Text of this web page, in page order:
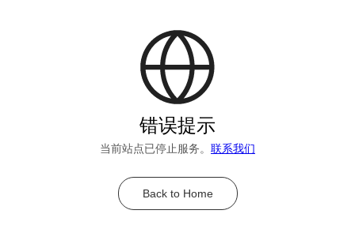
错误提示
当前站点已停止服务。 联系我们
Back to Home